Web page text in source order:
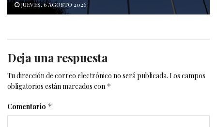
JUEVES, 6 AGOSTO 2026
Deja una respuesta
Tu dirección de correo electrónico no será publicada. Los campos
obligatorios están marcados con *
Comentario *